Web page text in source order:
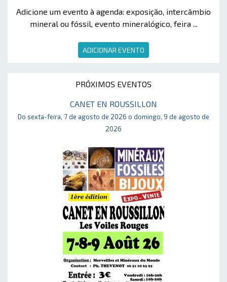
Adicione um evento à agenda: exposição, intercâmbio
mineral ou fóssil, evento mineralógico, feira ...
ADICIONAR EVENTO
PRÓXIMOS EVENTOS
CANET EN ROUSSILLON
Do sexta-feira, 7 de agosto de 2026 o domingo, 9 de agosto de
2026